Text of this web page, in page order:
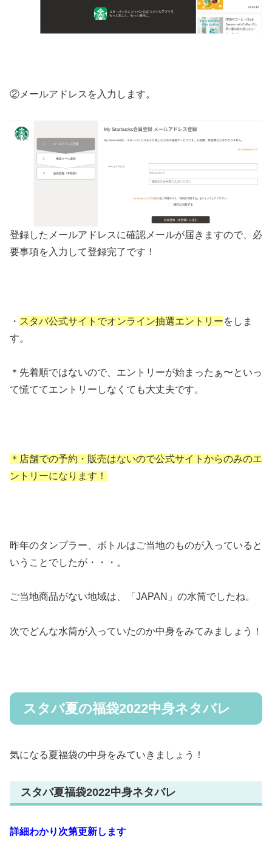
②メールアドレスを入力します。
登録したメールアドレスに確認メールが届きますので、必
要事項を入力して登録完了です！
・ スタバ公式サイトでオンライン抽選エントリーをしま
す。
＊先着順ではないので、エントリーが始まったぁ〜といっ
て慌ててエントリーしなくても大丈夫です。
＊店舗での予約・販売はないので公式サイトからのみのエ
ントリーになります！
昨年のタンプラー、ボトルはご当地のものが入っていると
いうことでしたが・・・。
ご当地商品がない地域は、「JAPAN」の水筒でしたね。
次でどんな水筒が入っていたのか中身をみてみましょう！
スタバ夏の福袋2022中身ネタバレ
気になる夏福袋の中身をみていきましょう！
スタバ夏福袋2022中身ネタバレ
詳細わかり次第更新します